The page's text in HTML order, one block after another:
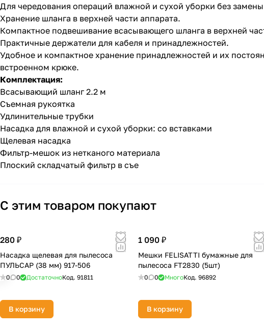
Для чередования операций влажной и сухой уборки без
Хранение шланга в верхней части аппарата.
Компактное подвешивание всасывающего шланга в верхней
Практичные держатели для кабеля и принадлежностей.
Удобное и компактное хранение принадлежностей и их
встроенном крюке.
Комплектация:
Всасывающий шланг 2.2 м
Съемная рукоятка
Удлинительные трубки
Насадка для влажной и сухой уборки: со вставками
Щелевая насадка
Фильтр-мешок из нетканого материала
Плоский складчатый фильтр в съе
С этим товаром покупают
280 ₽
Насадка щелевая для пылесоса
ПУЛЬСАР (38 мм) 917-506
0 0 ДостаточноКод. 91811
В корзину
1 090 ₽
Мешки FELISATTI бумажные для
пылесоса FT2830 (5шт)
0 0 МногоКод.96892
В корзину